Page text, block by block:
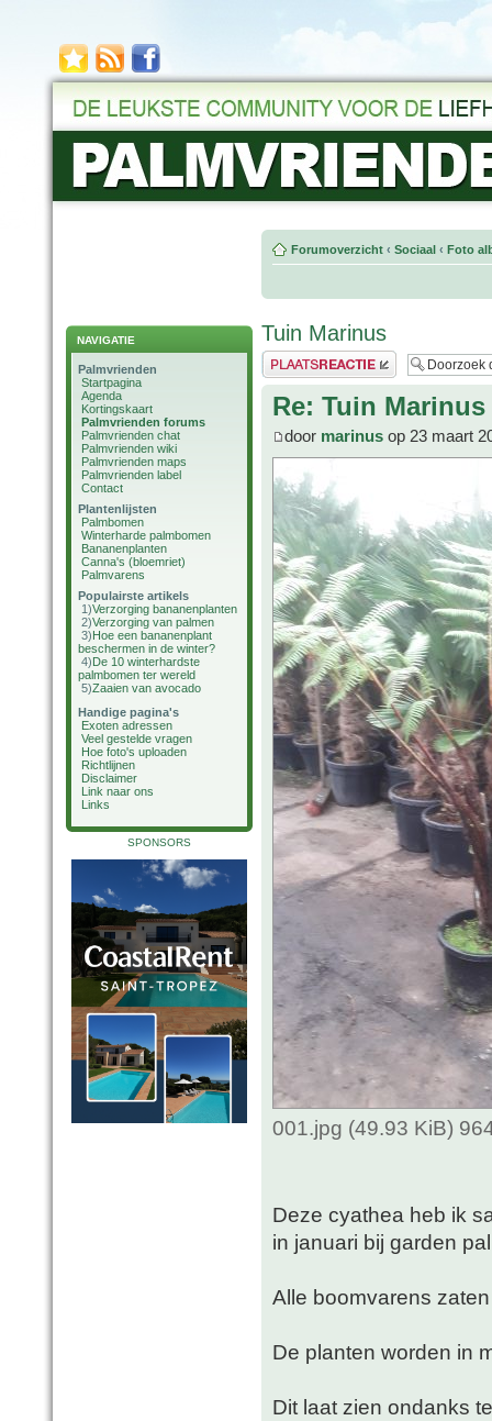
NAVIGATIE
Palmvrienden
Startpagina
Agenda
Kortingskaart
Palmvrienden forums
Palmvrienden chat
Palmvrienden wiki
Palmvrienden maps
Palmvrienden label
Contact
Plantenlijsten
Palmbomen
Winterharde palmbomen
Bananenplanten
Canna's (bloemriet)
Palmvarens
Populairste artikels
1)Verzorging bananenplanten
2)Verzorging van palmen
3)Hoe een bananenplant
beschermen in de winter?
4)De 10 winterhardste
palmbomen ter wereld
5)Zaaien van avocado
Handige pagina's
Exoten adressen
Veel gestelde vragen
Hoe foto's uploaden
Richtlijnen
Disclaimer
Link naar ons
Links
SPONSORS
Forumoverzicht ‹ Sociaal ‹ Foto
Tuin Marinus
Plaats een reactie
Re: Tuin Marinus
door marinus op 23 maart
001.jpg (49.93 KiB)
Deze cyathea heb ik
in januari bij garden
Alle boomvarens
De planten worden in
Dit laat zien ondanks